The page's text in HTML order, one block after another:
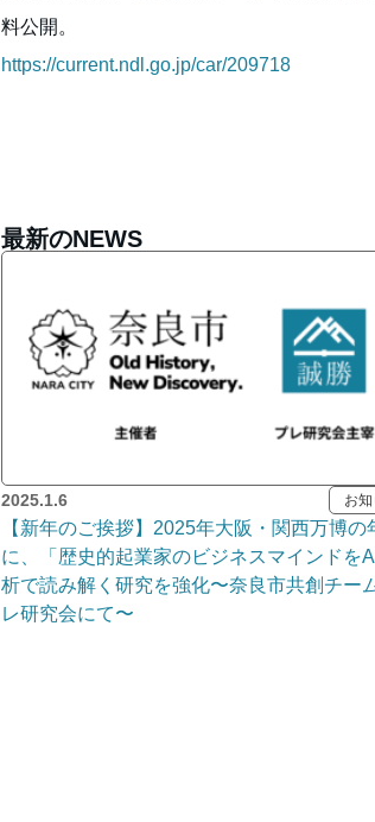
料公開。
https://current.ndl.go.jp/car/209718
最新のNEWS
2025.1.6 お
【新年のご挨拶】2025年大阪・関西万博の
に、「歴史的起業家のビジネスマインドを
析で読み解く研究を強化〜奈良市共創チー
レ研究会にて〜